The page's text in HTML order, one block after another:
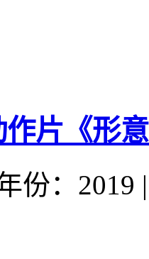
作片《形
份：2019 |